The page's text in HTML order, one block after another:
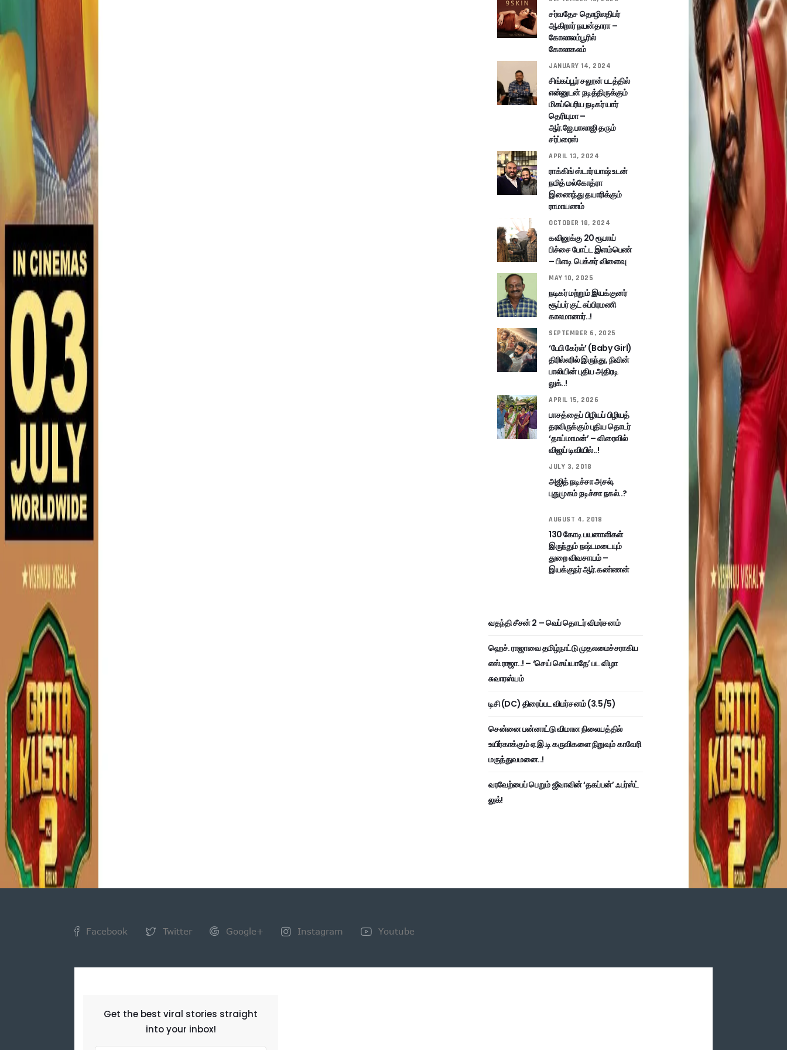
சர்வதேச தொழிலதிபர்
ஆகிறார் நயன்தாரா –
கோலாலம்பூரில்
கோலாகலம்
JANUARY 14, 2024
சிங்கப்பூர் சலூன் படத்தில்
என்னுடன் நடித்திருக்கும்
மிகப்பெரிய நடிகர் யார்
தெரியுமா –
ஆர்.ஜே.பாலாஜி தரும்
சர்ப்ரைஸ்
APRIL 13, 2024
ராக்கிங் ஸ்டார் யாஷ் உடன்
நமித் மல்கோத்ரா
இணைந்து தயாரிக்கும்
ராமாயணம்
OCTOBER 18, 2024
கவினுக்கு 20 ரூபாய்
பிச்சை போட்ட இளம்பெண்
– பிளடி பெக்கர் விளைவு
MAY 10, 2025
நடிகர் மற்றும் இயக்குனர்
சூப்பர் குட் சுப்பிரமணி
காலமானார்..!
SEPTEMBER 6, 2025
‘பேபி கேர்ள்’ (Baby Girl)
திரில்லரில் இருந்து, நிவின்
பாலியின் புதிய அதிரடி
லுக்..!
APRIL 15, 2026
பாசத்தைப் பிழியப் பிழியத்
தரவிருக்கும் புதிய தொடர்
‘தாய்மாமன்’ – விரைவில்
விஜய் டிவியில்..!
JULY 3, 2018
அஜித் நடிச்சா அசல்,
புதுமுகம் நடிச்சா நகல்..?
AUGUST 4, 2018
130 கோடி பயனாளிகள்
இருந்தும் நஷ்டமடையும்
துறை விவசாயம் –
இயக்குநர் ஆர்.கண்ணன்
வதந்தி சீசன் 2 – வெப் தொடர் விமர்சனம்
ஹெச். ராஜாவை தமிழ்நாட்டு முதலமைச்சராகிய
எஸ்.ராஜா..! – ‘செய் செய்யாதே’ பட விழா
சுவாரஸ்யம்
டிசி (DC) திரைப்பட விமர்சனம் (3.5/5)
சென்னை பன்னாட்டு விமான நிலையத்தில்
உயிர்காக்கும் ஏ.இ.டி கருவிகளை நிறுவும் காவேரி
மருத்துவமனை..!
வரவேற்பைப் பெறும் ஜீவாவின் ‘தகப்பன்’ ஃபர்ஸ்ட்
லுக்!
Facebook Twitter Google+ Instagram Youtube
Get the best viral stories straight
into your inbox!